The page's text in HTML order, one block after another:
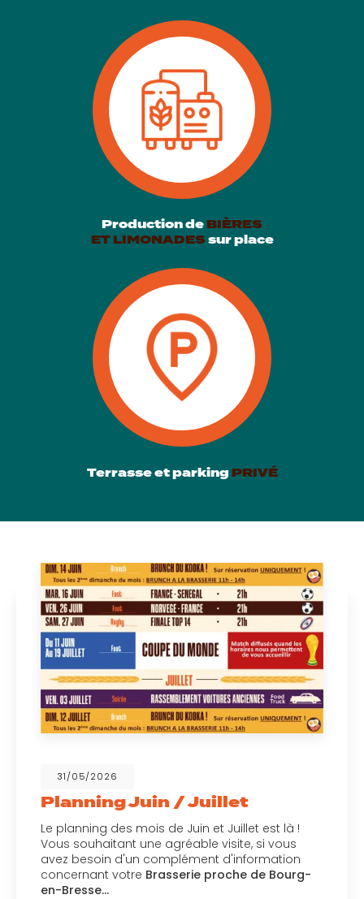
Production de BIÈRES
ET LIMONADESsur place
Terrasse et parking PRIVÉ
31/05/2026
Planning Juin / Juillet
Le planning des mois de Juin et Juillet est là !
Vous souhaitant une agréable visite, si vous
avez besoin d'un complément d'information
concernant votre Brasserie proche de Bourg-
en-Bresse…